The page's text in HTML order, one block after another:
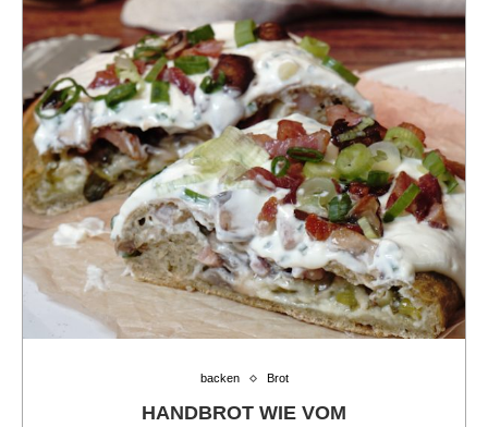
backen Brot
HANDBROT WIE VOM